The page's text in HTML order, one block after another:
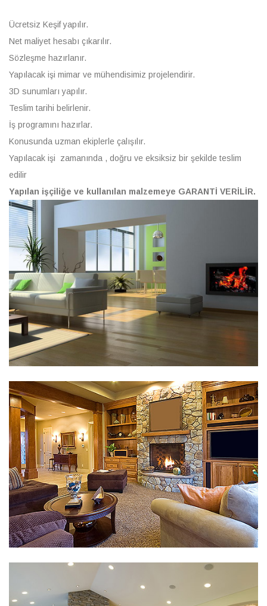
Ücretsiz Keşif yapılır.
Net maliyet hesabı çıkarılır.
Sözleşme hazırlanır.
Yapılacak işi mimar ve mühendisimiz projelendirir.
3D sunumları yapılır.
Teslim tarihi belirlenir.
İş programını hazırlar.
Konusunda uzman ekiplerle çalışılır.
Yapılacak işi zamanında , doğru ve eksiksiz bir şekilde teslim
edilir
Yapılan işçiliğe ve kullanılan malzemeye GARANTİ VERİLİR.